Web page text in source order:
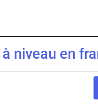
niveau en